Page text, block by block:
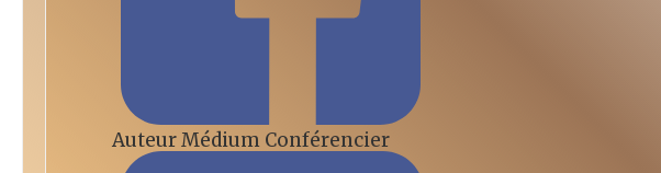
Auteur Médium Conférencier